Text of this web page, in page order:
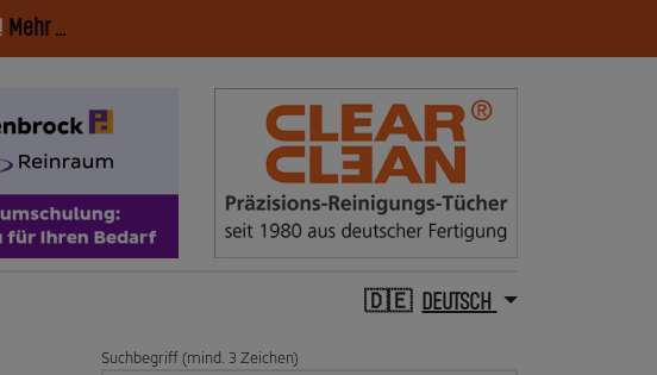
Mehr ...
DEUTSCH
Suchbegriff (mind. 3 Zeichen)